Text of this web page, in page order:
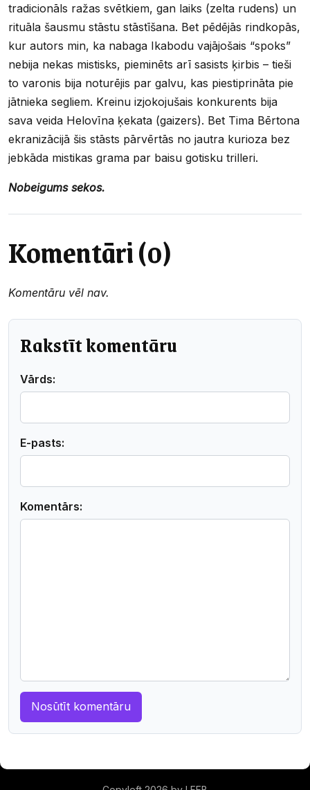
tradicionāls ražas svētkiem, gan laiks (zelta rudens) un
rituāla šausmu stāstu stāstīšana. Bet pēdējās rindkopās,
kur autors min, ka nabaga Ikabodu vajājošais “spoks”
nebija nekas mistisks, pieminēts arī sasists ķirbis – tieši
to varonis bija noturējis par galvu, kas piestiprināta pie
jātnieka segliem. Kreinu izjokojušais konkurents bija
sava veida Helovīna ķekata (gaizers). Bet Tima Bērtona
ekranizācijā šis stāsts pārvērtās no jautra kurioza bez
jebkāda mistikas grama par baisu gotisku trilleri.
Nobeigums sekos.
Komentāri (0)
Komentāru vēl nav.
Rakstīt komentāru
Vārds:
E-pasts:
Komentārs: